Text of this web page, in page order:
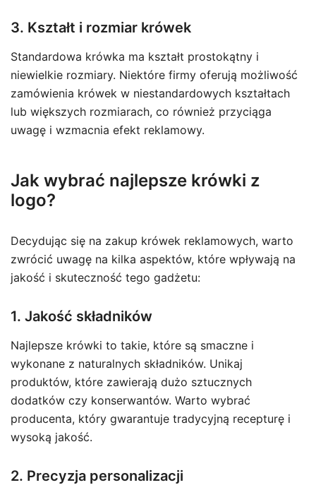
3. Kształt i rozmiar krówek
Standardowa krówka ma kształt prostokątny i
niewielkie rozmiary. Niektóre firmy oferują możliwość
zamówienia krówek w niestandardowych kształtach
lub większych rozmiarach, co również przyciąga
uwagę i wzmacnia efekt reklamowy.
Jak wybrać najlepsze krówki z
logo?
Decydując się na zakup krówek reklamowych, warto
zwrócić uwagę na kilka aspektów, które wpływają na
jakość i skuteczność tego gadżetu:
1. Jakość składników
Najlepsze krówki to takie, które są smaczne i
wykonane z naturalnych składników. Unikaj
produktów, które zawierają dużo sztucznych
dodatków czy konserwantów. Warto wybrać
producenta, który gwarantuje tradycyjną recepturę i
wysoką jakość.
2. Precyzja personalizacji